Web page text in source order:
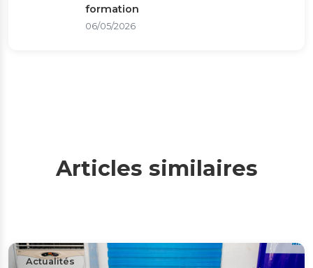
formation
06/05/2026
Articles similaires
Actualités